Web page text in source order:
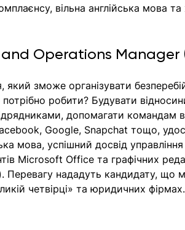
вільна англійська мова
Operations Manager
який зможе організувати
робити? Будувати
допомагати командам
Facebook, Google, Snapchat тощо,
мова, успішний досвід
Microsoft Office та графічних
Перевагу нададуть кандидату, що
четвірці» та юридичних фірмах.